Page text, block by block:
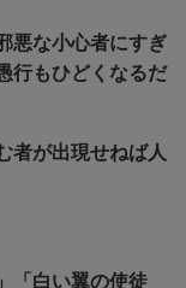
悪な小心者にすぎ
行もひどくなるだ
者が出現せねば人
「白い翼の使徒